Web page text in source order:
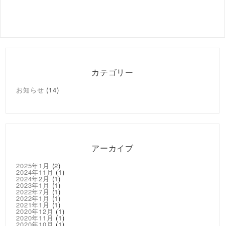
カテゴリー
お知らせ (14)
アーカイブ
2025年1月 (2)
2024年11月(1)
2024年2月 (1)
2023年1月 (1)
2022年7月 (1)
2022年1月 (1)
2021年1月 (1)
2020年12月(1)
2020年11月 (1)